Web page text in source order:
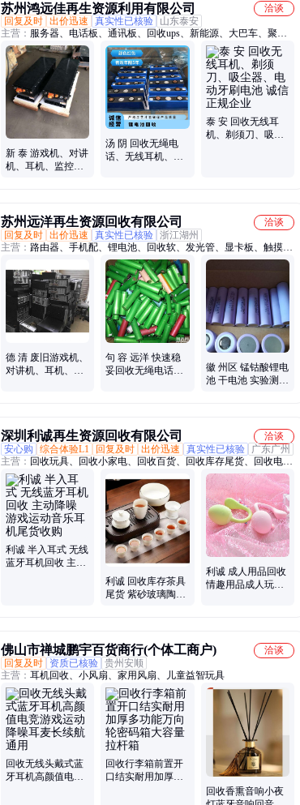
苏州鸿远佳再生资源利用有限公司
洽谈
回复及时 出价迅速 真实性已核验
山东泰安
主营： 服务器、电话板、通讯板、回收ups、新能源、大巴车、聚合
物、锂电池、电子板、报废板、主机板、电路板、锂电芯、电池组、
电动车、蓄电池、蓝牙板、电瓶车、电瓶ups、电压芯、镀金板、电
子料、线路板、废旧电瓶、叉车电瓶
新 泰 游戏机、对讲
机、耳机、监控大
汤 阴 回收无绳电
话、无线耳机、剃
泰 安 回收无线耳
机、剃须刀、吸尘
苏州远洋再生资源回收有限公司
洽谈
回复及时 出价迅速 真实性已核验 浙江湖州
主营： 路由器、手机配、锂电池、回收软、发光管、显卡板、触摸
屏、退役车、电池组、电瓶车、蓝牙板、通讯板、电脑板、边角料、
电池废、废电瓶、按键板、变压器、控制器、破碎钢、镀金板、盲孔
板、试验车、下角料、分容柜
德 清 废旧游戏机、
对讲机、耳机、监
句 容 远洋 快速稳
妥回收无绳电话电
徽 州区 锰钴酸锂电
池 干电池 实验测试
深圳利诚再生资源回收有限公司
洽谈
安心购
综合体验L1 回复及时 出价迅速 真实性已核验
广东广州
主营： 回收玩具、回收小家电、回收百货、回收库存尾货、回收电商
尾货、回收家具、回收工艺品、回收箱包、回收灯具、回收宠物用
品、回收户外用品、回收文体用品、回收五金工具、回收蓝牙耳机、
回收蓝牙音箱、回收智能手表、回收充电器数据线、回收充电宝移动
电源、回收数码电子、回收化妆品、回收亚马逊尾货、整厂回收、回
收二手设备、回收废旧物资
利诚 半入耳式 无线
蓝牙耳机回收 主动
利诚 回收库存茶具
尾货 紫砂玻璃陶瓷
利诚 成人用品回收
情趣用品成人玩具
佛山市禅城鹏宇百货商行(个体工商户)
洽谈
回复及时
资质已核验 贵州安顺
主营： 耳机回收、小风扇、家用风扇、儿童益智玩具
回收无线头戴式蓝
牙耳机高颜值电竞
回收行李箱前置开
口结实耐用加厚多
回收香熏音响小夜